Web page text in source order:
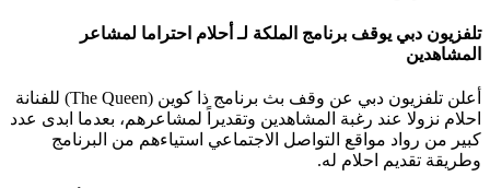
تلفزيون دبي يوقف برنامج الملكة لـ أحلام احتراما لمشاعر
المشاهدين
أعلن تلفزيون دبي عن وقف بث برنامج ذا كوين (The Queen) للفنانة
احلام نزولا عند رغبة المشاهدين وتقديراً لمشاعرهم، بعدما ابدى عدد
كبير من رواد مواقع التواصل الاجتماعي استياءهم من البرنامج
وطريقة تقديم احلام له.